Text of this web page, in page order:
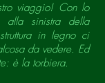
viaggio! Con lo
alla sinistra della
in legno ci
da vedere. Ed
è la torbiera.